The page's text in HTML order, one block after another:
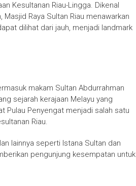
Kesultanan Riau-Lingga. Dikenal
Raya Sultan Riau menawarkan
dilihat dari jauh, menjadi landmark
makam Sultan Abdurrahman
sejarah kerajaan Melayu yang
Pulau Penyengat menjadi salah satu
Riau.
lainnya seperti Istana Sultan dan
pengunjung kesempatan untuk